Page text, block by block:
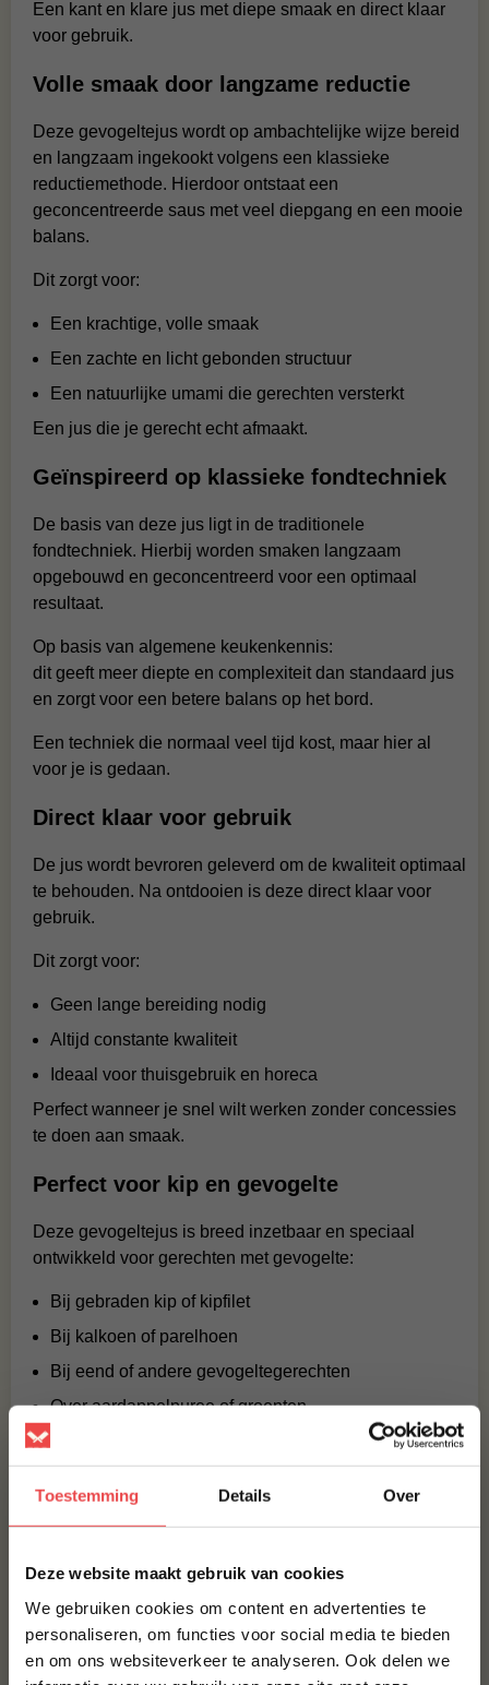
Toestemming Details Over
Deze website maakt gebruik van cookies
We gebruiken cookies om content en advertenties te
personaliseren, om functies voor social media te bieden
en om ons websiteverkeer te analyseren. Ook delen we
Een kant en klare jus met diepe smaak en direct klaar
voor gebruik.
Volle smaak door langzame reductie
Deze gevogeltejus wordt op ambachtelijke wijze bereid
en langzaam ingekookt volgens een klassieke
reductiemethode. Hierdoor ontstaat een
geconcentreerde saus met veel diepgang en een mooie
balans.
Dit zorgt voor:
Een krachtige, volle smaak
Een zachte en licht gebonden structuur
Een natuurlijke umami die gerechten versterkt
Een jus die je gerecht echt afmaakt.
Geïnspireerd op klassieke fondtechniek
De basis van deze jus ligt in de traditionele
fondtechniek. Hierbij worden smaken langzaam
opgebouwd en geconcentreerd voor een optimaal
resultaat.
Op basis van algemene keukenkennis:
dit geeft meer diepte en complexiteit dan standaard jus
en zorgt voor een betere balans op het bord.
Een techniek die normaal veel tijd kost, maar hier al
voor je is gedaan.
Direct klaar voor gebruik
De jus wordt bevroren geleverd om de kwaliteit optimaal
te behouden. Na ontdooien is deze direct klaar voor
gebruik.
Dit zorgt voor:
Geen lange bereiding nodig
Altijd constante kwaliteit
Ideaal voor thuisgebruik en horeca
Perfect wanneer je snel wilt werken zonder concessies
te doen aan smaak.
Perfect voor kip en gevogelte
Deze gevogeltejus is breed inzetbaar en speciaal
ontwikkeld voor gerechten met gevogelte:
Bij gebraden kip of kipfilet
Bij kalkoen of parelhoen
Bij eend of andere gevogeltegerechten
Over aardappelpuree of groenten
Ook geschikt als basis voor sauzen of stoofgerechten.
Wat deze gevogeltejus zo bijzonder
Ambachtelijk bereid
Langzaam ingekookt voor diepe smaak
Geïnspireerd op klassieke fondtechniek
Volle, natuurlijke umami
10% korting op je